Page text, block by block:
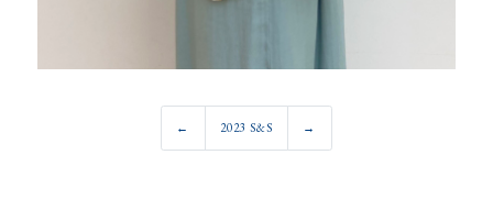
← 2023 S&S →